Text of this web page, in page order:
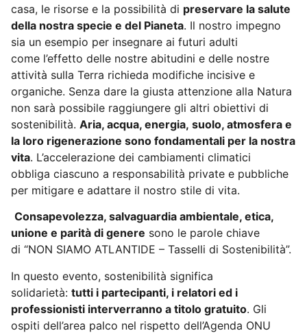
casa, le risorse e la possibilità di preservare la salute
della nostra specie e del Pianeta. Il nostro impegno
sia un esempio per insegnare ai futuri adulti
come l’effetto delle nostre abitudini e delle nostre
attività sulla Terra richieda modifiche incisive e
organiche. Senza dare la giusta attenzione alla Natura
non sarà possibile raggiungere gli altri obiettivi di
sostenibilità. Aria, acqua, energia, suolo, atmosfera e
la loro rigenerazione sono fondamentali per la nostra
vita. L’accelerazione dei cambiamenti climatici
obbliga ciascuno a responsabilità private e pubbliche
per mitigare e adattare il nostro stile di vita.
Consapevolezza, salvaguardia ambientale, etica,
unione e parità di genere sono le parole chiave
di “NON SIAMO ATLANTIDE – Tasselli di Sostenibilità”.
In questo evento, sostenibilità significa
solidarietà: tutti i partecipanti, i relatori ed i
professionisti interverranno a titolo gratuito. Gli
ospiti dell’area palco nel rispetto dell’Agenda ONU